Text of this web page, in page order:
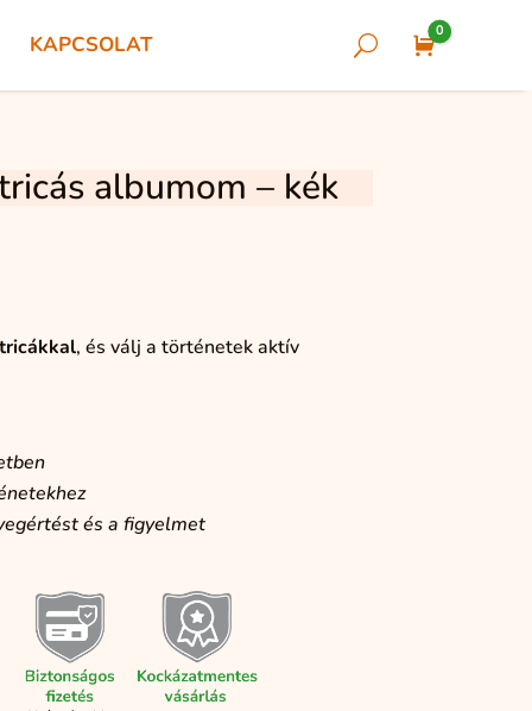
KAPCSOLAT U Cart
0
albumom – kék
, és válj a történetek aktív
és a figyelmet